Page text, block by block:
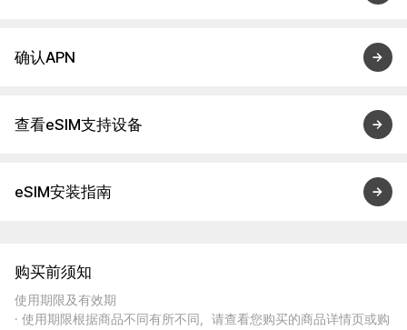
确认APN
查看eSIM支持设备
eSIM安装指南
购买前须知
使用期限及有效期
· 使用期限根据商品不同有所不同，请查看您购买的商品详情页或购